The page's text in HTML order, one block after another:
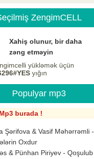
ZengimCELL
Xahiş olunur, bir daha
zəng etməyin
yükləmək üçün
yığın
Populyar mp3
burada !
Şərifova & Vasif Məhərrəmli -
Oxdur
& Pünhan Piriyev - Qoşulub